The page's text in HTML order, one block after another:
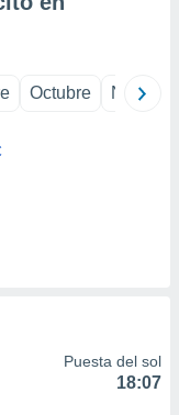
Octubre
Puesta del sol
18:07